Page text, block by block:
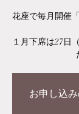
花座で毎月開催
１月下席は27日
お申し込